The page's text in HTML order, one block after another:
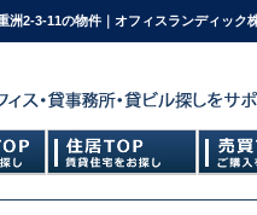
2-3-11の物件｜オフィスランディック